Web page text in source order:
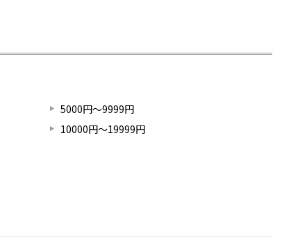
5000円～9999円
10000円～19999円